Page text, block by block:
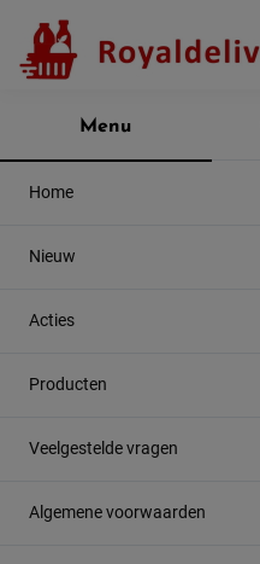
content
Menu
Home
Nieuw
Acties
Producten
Veelgestelde vragen
Algemene voorwaarden